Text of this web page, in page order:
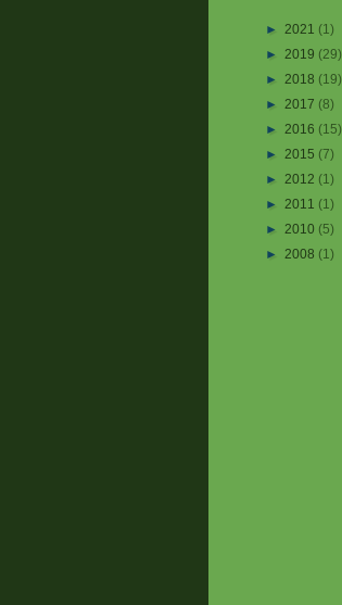
► 2021 (1)
► 2019 (29)
► 2018 (19)
► 2017 (8)
► 2016 (15)
► 2015 (7)
► 2012 (1)
► 2011 (1)
► 2010 (5)
► 2008 (1)